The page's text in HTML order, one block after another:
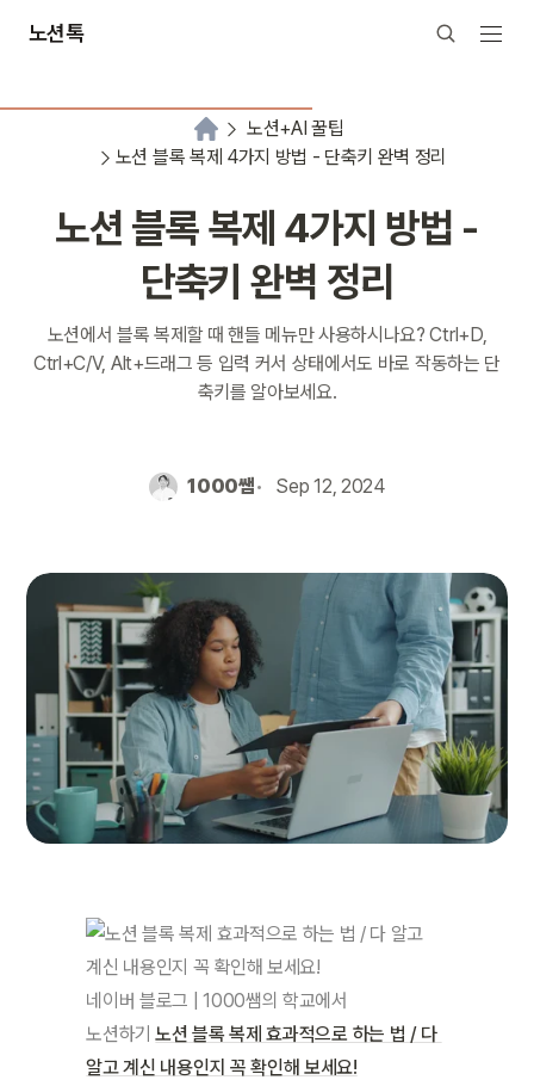
노션톡
노션+AI 꿀팁
노션 블록 복제 4가지 방법 - 단축키 완벽 정리
노션 블록 복제 4가지 방법 -
단축키 완벽 정리
노션에서 블록 복제할 때 핸들 메뉴만 사용하시나요? Ctrl+D,
Ctrl+C/V, Alt+드래그 등 입력 커서 상태에서도 바로 작동하는 단
축키를 알아보세요.
1000쌤 Sep 12, 2024
네이버 블로그 | 1000쌤의 학교에서
노션하기 노션 블록 복제 효과적으로 하는 법 / 다
알고 계신 내용인지 꼭 확인해 보세요!